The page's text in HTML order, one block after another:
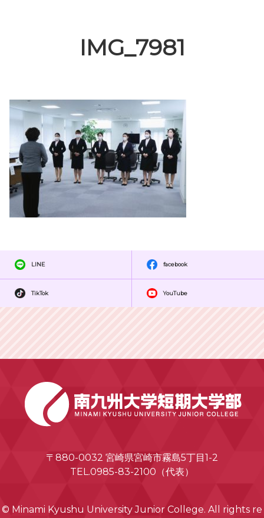
IMG_7981
LINE facebook
TikTok YouTube
〒880-0032 宮崎県宮崎市霧島5丁目1-2
TEL.0985-83-2100（代表）
© Minami Kyushu University Junior College. All rights re